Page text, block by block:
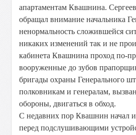
апартаментам Квашнина.
обращал внимание начальника
ненормальность сложившейся
никаких изменений так и не
кабинета Квашнина проход по-
вооруженные до зубов
бригады охраны Генерального
полковникам и генералам,
обороны, двигаться в обход.
С недавних пор Квашнин начал
перед подслушивающими